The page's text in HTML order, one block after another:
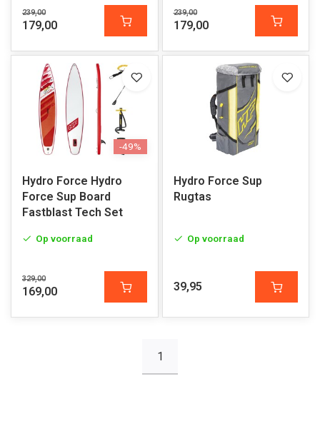
239,00
179,00
239,00
179,00
-49%
Hydro Force Hydro
Force Sup Board
Fastblast Tech Set
Op voorraad
329,00
169,00
Hydro Force Sup
Rugtas
Op voorraad
39,95
1